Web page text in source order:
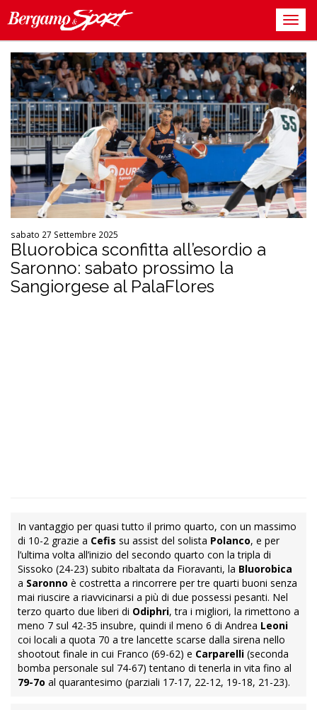
sabato 27 Settembre 2025
Bluorobica sconfitta all’esordio a
Saronno: sabato prossimo la
Sangiorgese al PalaFlores
In vantaggio per quasi tutto il primo quarto, con un massimo
di 10-2 grazie a Cefis su assist del solista Polanco, e per
l’ultima volta all’inizio del secondo quarto con la tripla di
Sissoko (24-23) subito ribaltata da Fioravanti, la Bluorobica
a Saronno è costretta a rincorrere per tre quarti buoni senza
mai riuscire a riavvicinarsi a più di due possessi pesanti. Nel
terzo quarto due liberi di Odiphri, tra i migliori, la rimettono a
meno 7 sul 42-35 insubre, quindi il meno 6 di Andrea Leoni
coi locali a quota 70 a tre lancette scarse dalla sirena nello
shootout finale in cui Franco (69-62) e Carparelli (seconda
bomba personale sul 74-67) tentano di tenerla in vita fino al
79-7o al quarantesimo (parziali 17-17, 22-12, 19-18, 21-23).